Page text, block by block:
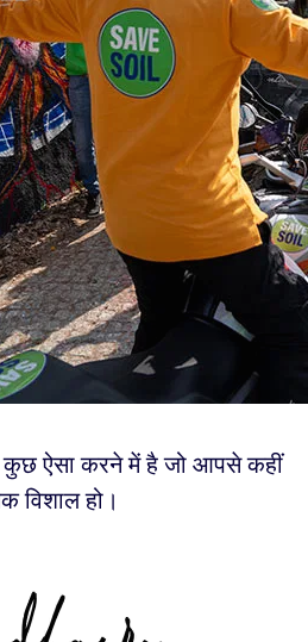
कुछ ऐसा करने में है जो आपसे कहीं
विशाल हो।